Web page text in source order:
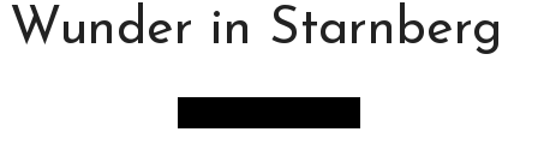
Wunder in Starnberg